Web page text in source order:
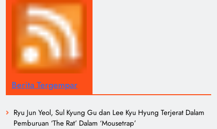
Berita Tergempar
Ryu Jun Yeol, Sul Kyung Gu dan Lee Kyu Hyung Terjerat Dalam
Pemburuan ‘The Rat’ Dalam ‘Mousetrap’